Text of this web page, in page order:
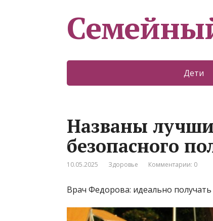
Дети
Названы
безопасного
10.05.2025 Здоровье Комментарии: 0
Врач Федорова: идеально получать